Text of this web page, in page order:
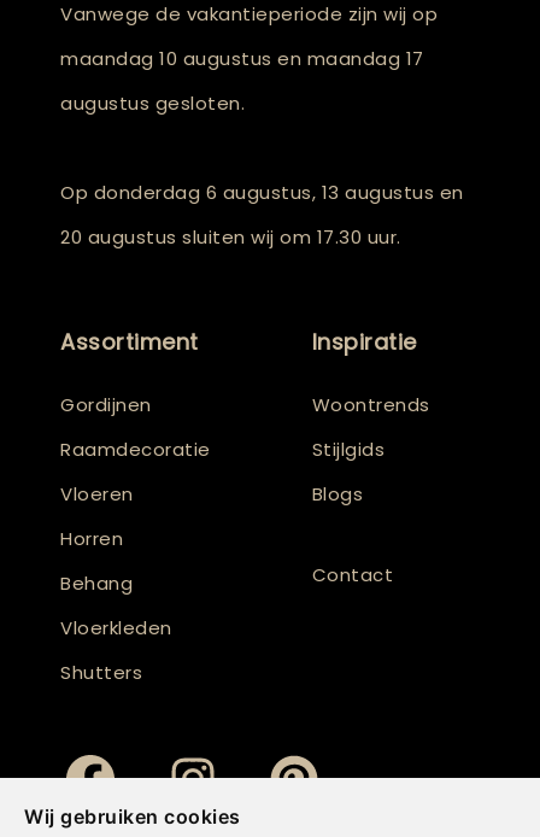
Wij gebruiken cookies
Vanwege de vakantieperiode zijn wij op
maandag 10 augustus en maandag 17
augustus gesloten.
Op donderdag 6 augustus, 13 augustus en
20 augustus sluiten wij om 17.30 uur.
Assortiment
Gordijnen
Raamdecoratie
Vloeren
Horren
Behang
Vloerkleden
Shutters
Inspiratie
Woontrends
Stijlgids
Blogs
Contact